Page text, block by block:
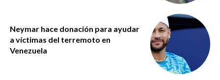
Neymar hace donación para ayudar
a víctimas del terremoto en
Venezuela